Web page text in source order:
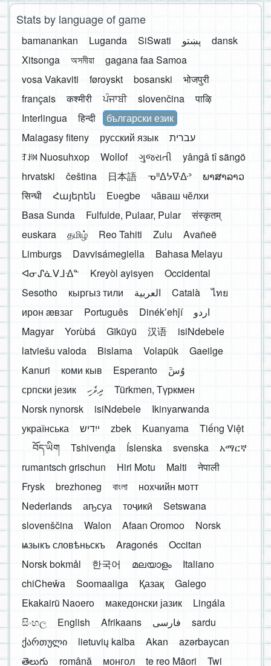
Stats by language of game
bamanankan Luganda SiSwati پښتو
dansk
Xitsonga
অসমীয়া
gagana faa Samoa
vosa Vakaviti
føroyskt bosanski
भोजपुरी
français
कश्मीरी ਪੰਜਾਬੀ slovenčina
पाऴि
Interlingua
हिन्दी
български език
Malagasy fiteny
русский язык
עברית
ꆈꌠ꒿ Nuosuhxop
Wollof ગુજરાતી
yângâ tî sängö
hrvatski
čeština 日本語 ᓀᐦᐃᔭᐍᐏᐣ
ພາສາລາວ
सिन्धी
Հայերեն Eʋegbe
чӑваш чӗлхи
Basa Sunda
Fulfulde, Pulaar, Pular
संस्कृतम्
euskara
தமிழ் Reo Tahiti Zulu
Avañeẽ
Limburgs
Davvisámegiella
Bahasa Melayu
ᐊᓂᔑᓈᐯᒧᐎᓐ
Kreyòl ayisyen
Occidental
Sesotho
кыргыз тили العربية Català
ไทย
ирон æвзаг
Português Dinékʼehǰí
اردو
Magyar
Yorùbá Gĩkũyũ 汉语
isiNdebele
latviešu valoda
Bislama Volapük
Gaeilge
Kanuri
коми кыв Esperanto
َوُسَ
српски језик
ދިވެހި
Türkmen, Түркмен
Norsk nynorsk
isiNdebele
Ikinyarwanda
українська
ייִדיש zbek Kuanyama
Tiếng Việt
བོད་ཡིག
Tshivenḓa Íslenska svenska
አማርኛ
rumantsch grischun
Hiri Motu Malti
नेपाली
Frysk
brezhoneg বাংলা
нохчийн мотт
Nederlands
аҧсуа тоҷикӣ
Setswana
slovenščina
Walon Afaan Oromoo
Norsk
ѩзыкъ словѣньскъ
Aragonés
Occitan
Norsk bokmål
한국어 മലയാളം
Italiano
chiCheŵa
Soomaaliga Қазақ
Galego
Ekakairũ Naoero
македонски јазик
Lingála
සිංහල
English Afrikaans فارسی
sardu
ქართული
lietuvių kalba Akan
azərbaycan
తెలుగు
română монгол te reo Māori
Twi